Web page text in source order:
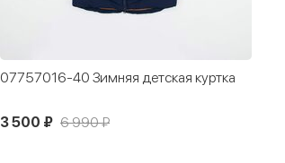
07757016-40 Зимняя детская куртка
3 500 ₽ 6 990 ₽